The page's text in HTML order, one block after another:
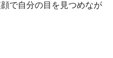
で自分の目を見つめなが